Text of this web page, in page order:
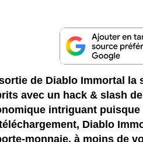
de Diablo Immortal la
avec un hack & slash
intriguant
Diablo
monnaie, à moins de